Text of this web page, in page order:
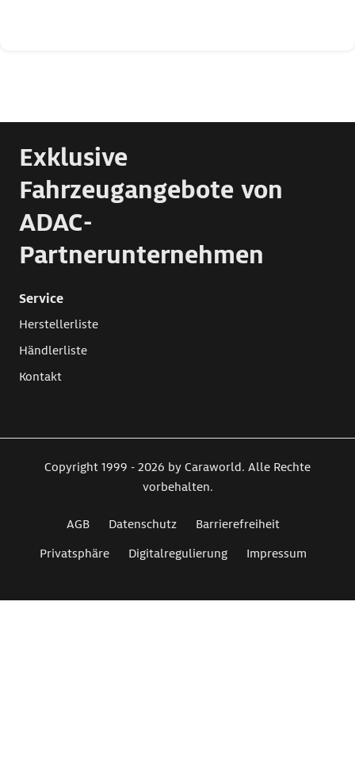
Exklusive
Fahrzeugangebote von
ADAC-
Partnerunternehmen
Service
Herstellerliste
Händlerliste
Kontakt
Copyright 1999 - 2026 by Caraworld. Alle Rechte
vorbehalten.
AGB Datenschutz
Barrierefreiheit
Privatsphäre
Digitalregulierung Impressum